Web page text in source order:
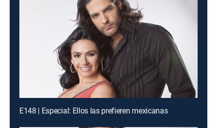
E148 | Especial: Ellos las prefieren mexicanas